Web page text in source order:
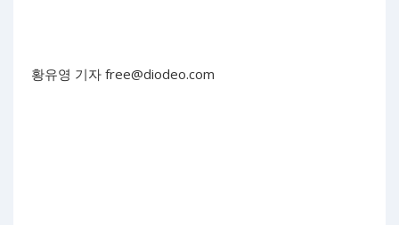
황유영 기자 free@diodeo.com